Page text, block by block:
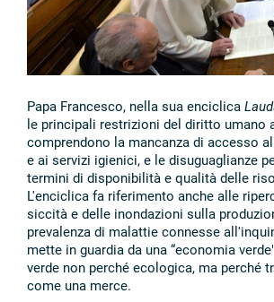
Papa Francesco, nella sua enciclica
le principali restrizioni del diritto umano
comprendono la mancanza di accesso
e ai servizi igienici, e le disuguaglianze
termini di disponibilità e qualità delle
L'enciclica fa riferimento anche alle
siccità e delle inondazioni sulla
prevalenza di malattie connesse
mette in guardia da una “economia
verde non perché ecologica, ma perché
come una merce.